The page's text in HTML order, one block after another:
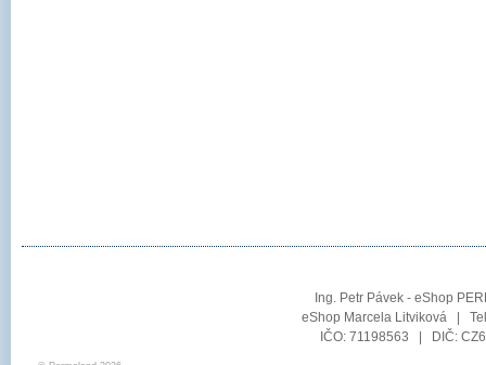
Ing. Petr Pávek - eShop
eShop Marcela Litviková |
IČO: 71198563 | DIČ: